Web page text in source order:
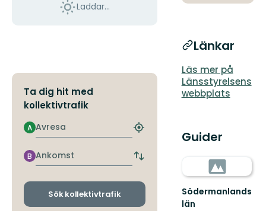
Laddar...
Ta dig hit med
kollektivtrafik
Avresa
A
Hitta
hållplats
Ankomst
B
Byt
och
ankomsthållplatser
Sök kollektivtrafik
Länkar
Läs mer på
Länsstyrelsens
webbplats
Guider
Södermanlands
län